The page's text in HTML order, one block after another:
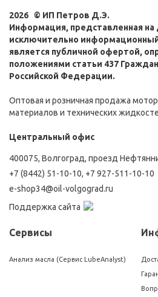
2026 © ИП Петров Д.Э.
Информация, представленная на
исключительно
является публичной офертой,
положениями статьи 437
Российской Федерации.
Оптовая и розничная продажа
материалов и технических
Центральный офис
400075, Волгоград, проезд
+7 (8442) 51-10-10, +7 927-511-10-10
e-shop34@oil-volgograd.ru
Поддержка сайта
Сервисы
Анализ масла (Сервис LubeAnalyst)